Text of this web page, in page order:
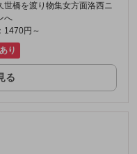
世橋を渡り物集女方面洛西ニ
へ
1470円～
り
る